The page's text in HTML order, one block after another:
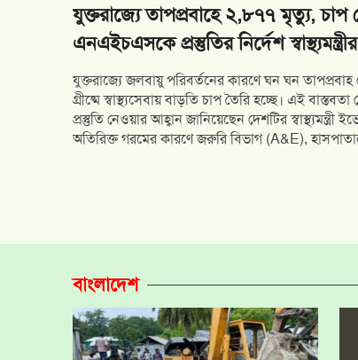
যুক্তরাজ্যে তাপপ্রবাহে ২,৮৭৭ মৃত্যু, চাপ মোকাবিলায়
এনএইচএসকে প্রস্তুতির নির্দেশ স্বাস্থ্যমন্ত্রীর
যুক্তরাজ্যে জলবায়ু পরিবর্তনের কারণে ঘন ঘন তাপপ্রবাহ
গ্রীষ্মে স্বাস্থ্যসেবায় বাড়তি চাপ তৈরি হচ্ছে। এই
প্রস্তুতি নেওয়ার আহ্বান জানিয়েছেন দেশটির স্বাস্থ্যমন্ত্রী
অতিরিক্ত গরমের কারণে জরুরি বিভাগ (A&E),
বাংলাদেশ